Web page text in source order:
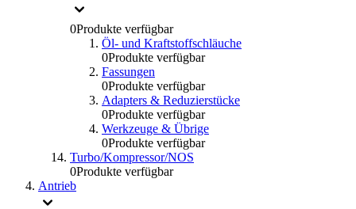
0Produkte verfügbar
Öl- und Kraftstoffschläuche
0Produkte verfügbar
Fassungen
0Produkte verfügbar
Adapters & Reduzierstücke
0Produkte verfügbar
Werkzeuge & Übrige
0Produkte verfügbar
Turbo/Kompressor/NOS
0Produkte verfügbar
Antrieb